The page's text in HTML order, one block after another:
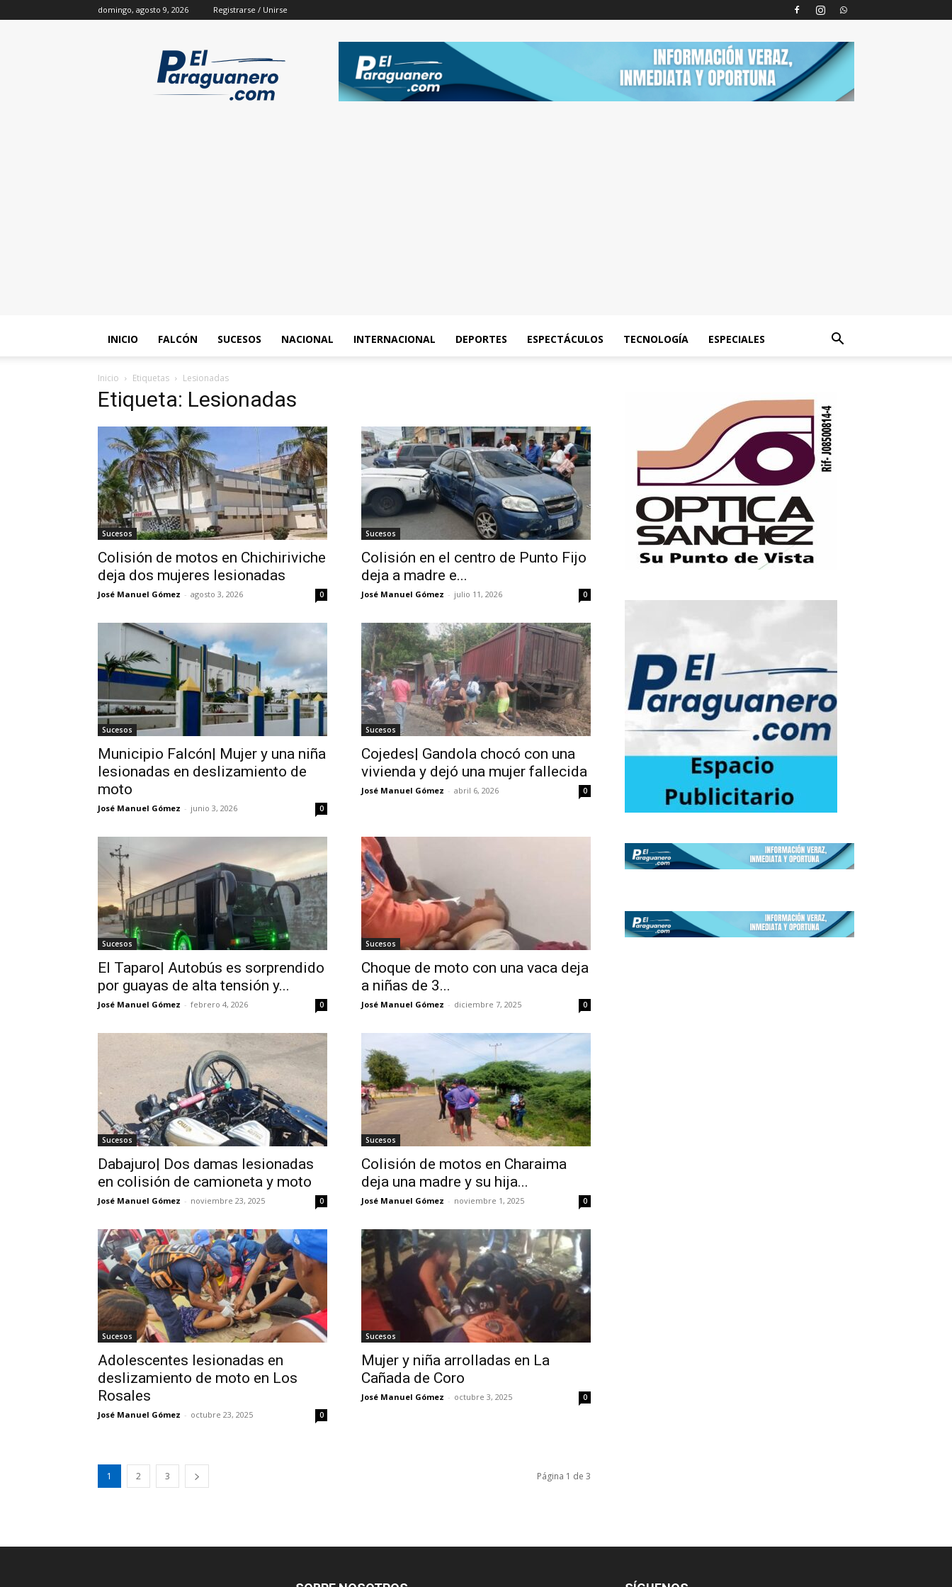
domingo, agosto 9, 2026 Registrarse / Unirse
INICIO FALCÓN SUCESOS NACIONAL INTERNACIONAL DEPORTES ESPECTÁCULOS TECNOLOGÍA ESPECIALES
Inicio Etiquetas Lesionadas
Etiqueta: Lesionadas
Sucesos
Colisión de motos en Chichiriviche
deja dos mujeres lesionadas
José Manuel Gómez - agosto 3, 2026 0
Sucesos
Colisión en el centro de Punto Fijo
deja a madre e...
José Manuel Gómez - julio 11, 2026 0
Sucesos
Municipio Falcón| Mujer y una niña
lesionadas en deslizamiento de
moto
José Manuel Gómez - junio 3, 2026 0
Sucesos
Cojedes| Gandola chocó con una
vivienda y dejó una mujer fallecida
José Manuel Gómez - abril 6, 2026 0
Sucesos
El Taparo| Autobús es sorprendido
por guayas de alta tensión y...
José Manuel Gómez - febrero 4, 2026 0
Sucesos
Choque de moto con una vaca deja
a niñas de 3...
José Manuel Gómez - diciembre 7, 2025 0
Sucesos
Dabajuro| Dos damas lesionadas
en colisión de camioneta y moto
José Manuel Gómez - noviembre 23, 2025 0
Sucesos
Colisión de motos en Charaima
deja una madre y su hija...
José Manuel Gómez - noviembre 1, 2025 0
Sucesos
Adolescentes lesionadas en
deslizamiento de moto en Los
Rosales
José Manuel Gómez - octubre 23, 2025 0
Sucesos
Mujer y niña arrolladas en La
Cañada de Coro
José Manuel Gómez - octubre 3, 2025 0
1 2 3 Página 1 de 3